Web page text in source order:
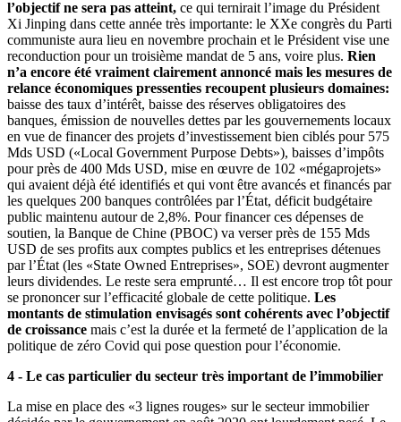
l’objectif ne sera pas atteint, ce qui ternirait l’image du Président
Xi Jinping dans cette année très importante: le XXe congrès du Parti
communiste aura lieu en novembre prochain et le Président vise une
reconduction pour un troisième mandat de 5 ans, voire plus. Rien
n’a encore été vraiment clairement annoncé mais les mesures de
relance économiques pressenties recoupent plusieurs domaines:
baisse des taux d’intérêt, baisse des réserves obligatoires des
banques, émission de nouvelles dettes par les gouvernements locaux
en vue de financer des projets d’investissement bien ciblés pour 575
Mds USD («Local Government Purpose Debts»), baisses d’impôts
pour près de 400 Mds USD, mise en œuvre de 102 «mégaprojets»
qui avaient déjà été identifiés et qui vont être avancés et financés par
les quelques 200 banques contrôlées par l’État, déficit budgétaire
public maintenu autour de 2,8%. Pour financer ces dépenses de
soutien, la Banque de Chine (PBOC) va verser près de 155 Mds
USD de ses profits aux comptes publics et les entreprises détenues
par l’État (les «State Owned Entreprises», SOE) devront augmenter
leurs dividendes. Le reste sera emprunté… Il est encore trop tôt pour
se prononcer sur l’efficacité globale de cette politique. Les
montants de stimulation envisagés sont cohérents avec l’objectif
de croissance mais c’est la durée et la fermeté de l’application de la
politique de zéro Covid qui pose question pour l’économie.
4 - Le cas particulier du secteur très important de l’immobilier
La mise en place des «3 lignes rouges» sur le secteur immobilier